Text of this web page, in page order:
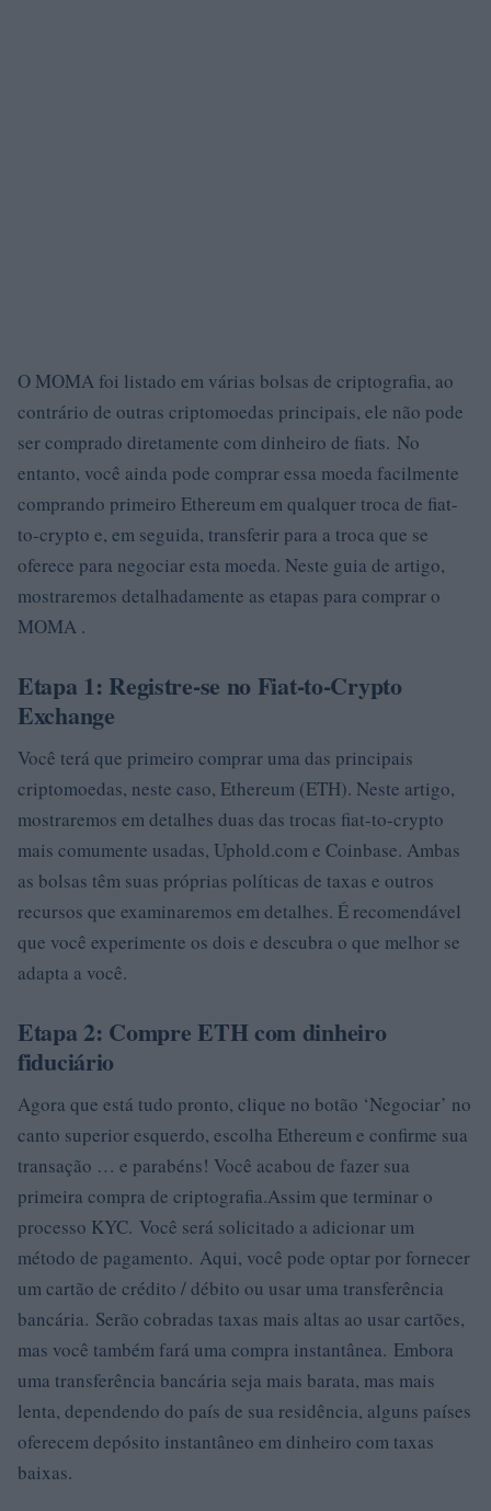
O MOMA foi listado em várias bolsas de criptografia, ao
contrário de outras criptomoedas principais, ele não pode
ser comprado diretamente com dinheiro de fiats. No
entanto, você ainda pode comprar essa moeda facilmente
comprando primeiro Ethereum em qualquer troca de fiat-
to-crypto e, em seguida, transferir para a troca que se
oferece para negociar esta moeda. Neste guia de artigo,
mostraremos detalhadamente as etapas para comprar o
MOMA .
Etapa 1: Registre-se no Fiat-to-Crypto
Exchange
Você terá que primeiro comprar uma das principais
criptomoedas, neste caso, Ethereum (ETH). Neste artigo,
mostraremos em detalhes duas das trocas fiat-to-crypto
mais comumente usadas, Uphold.com e Coinbase. Ambas
as bolsas têm suas próprias políticas de taxas e outros
recursos que examinaremos em detalhes. É recomendável
que você experimente os dois e descubra o que melhor se
adapta a você.
Etapa 2: Compre ETH com dinheiro
fiduciário
Agora que está tudo pronto, clique no botão ‘Negociar’ no
canto superior esquerdo, escolha Ethereum e confirme sua
transação … e parabéns! Você acabou de fazer sua
primeira compra de criptografia.Assim que terminar o
processo KYC. Você será solicitado a adicionar um
método de pagamento. Aqui, você pode optar por fornecer
um cartão de crédito / débito ou usar uma transferência
bancária. Serão cobradas taxas mais altas ao usar cartões,
mas você também fará uma compra instantânea. Embora
uma transferência bancária seja mais barata, mas mais
lenta, dependendo do país de sua residência, alguns países
oferecem depósito instantâneo em dinheiro com taxas
baixas.